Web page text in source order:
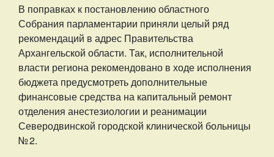
В поправках к постановлению областного
Собрания парламентарии приняли целый ряд
рекомендаций в адрес Правительства
Архангельской области. Так, исполнительной
власти региона рекомендовано в ходе исполнения
бюджета предусмотреть дополнительные
финансовые средства на капитальный ремонт
отделения анестезиологии и реанимации
Северодвинской городской клинической больницы
№ 2.